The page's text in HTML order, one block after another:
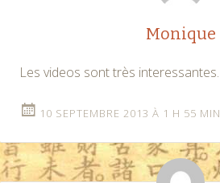
Monique
Les videos sont très interessantes.
10 SEPTEMBRE 2013 À 1 H 55 MIN